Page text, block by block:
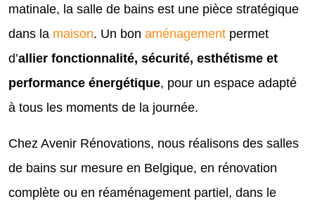
matinale, la salle de bains est une pièce stratégique
dans la maison. Un bon aménagement permet
d’allier fonctionnalité, sécurité, esthétisme et
performance énergétique, pour un espace adapté
à tous les moments de la journée.
Chez Avenir Rénovations, nous réalisons des salles
de bains sur mesure en Belgique, en rénovation
complète ou en réaménagement partiel, dans le